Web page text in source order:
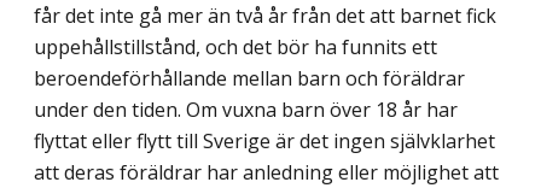
får det inte gå mer än två år från det att barnet fick
uppehållstillstånd, och det bör ha funnits ett
beroendeförhållande mellan barn och föräldrar
under den tiden. Om vuxna barn över 18 år har
flyttat eller flytt till Sverige är det ingen självklarhet
att deras föräldrar har anledning eller möjlighet att